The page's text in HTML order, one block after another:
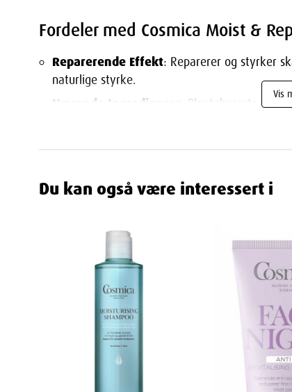
Fordeler med Cosmica Moist &
Reparerende Effekt: Reparerer og styrker
naturlige styrke.
Nærende Ingredienser
: Plantebaserte
Glansfullt og Silkemykt Hår: Etterlater
Vegansk og Dermatologisk Testet
skånsomhet mot både hodebunn og hår.
Slik bruker du Cosmica Moist &
Vask Håret: Start med Cosmica Moisturising
komplett rens.
Påfør Balsam
: Press ut overflødig vann fra
Vis
Du kan også være interessert i